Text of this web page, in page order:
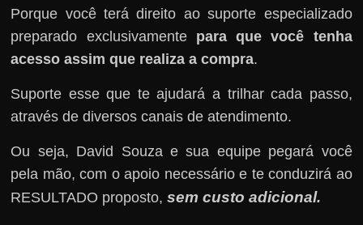
Porque você terá direito ao suporte especializado
preparado exclusivamente para que você tenha
acesso assim que realiza a compra.
Suporte esse que te ajudará a trilhar cada passo,
através de diversos canais de atendimento.
Ou seja, David Souza e sua equipe pegará você
pela mão, com o apoio necessário e te conduzirá ao
RESULTADO proposto,sem custo adicional.